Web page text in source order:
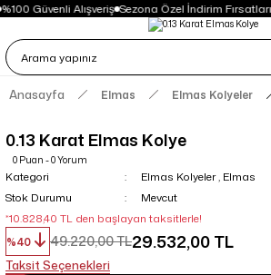
%100 Güvenli Alışveriş Sezona Özel İndirim Fırsatları
Anasayfa Elmas Elmas Kolyeler
0.13 Karat Elmas Kolye
0 Puan - 0 Yorum
Kategori Elmas Kolyeler, Elmas
Stok Durumu
Mevcut
*10.828,40 TL den başlayan taksitlerle!
%40
49.220,00 TL29.532,00 TL
Taksit Seçenekleri